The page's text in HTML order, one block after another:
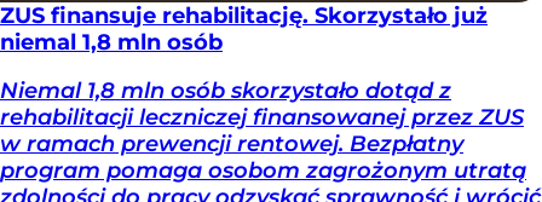
ZUS finansuje rehabilitację. Skorzystało już
niemal 1,8 mln osób
Niemal 1,8 mln osób skorzystało dotąd z
rehabilitacji leczniczej finansowanej przez ZUS
w ramach prewencji rentowej. Bezpłatny
program pomaga osobom zagrożonym utratą